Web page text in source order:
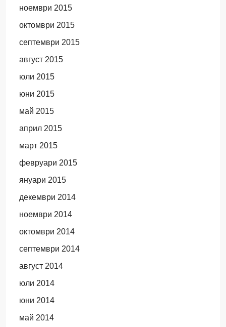
ноември 2015
октомври 2015
септември 2015
август 2015
юли 2015
юни 2015
май 2015
април 2015
март 2015
февруари 2015
януари 2015
декември 2014
ноември 2014
октомври 2014
септември 2014
август 2014
юли 2014
юни 2014
май 2014